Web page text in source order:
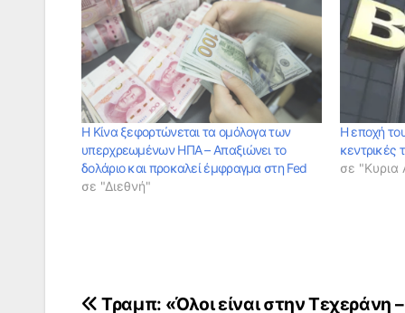
Η Κίνα ξεφορτώνεται τα ομόλογα των
υπερχρεωμένων ΗΠΑ – Απαξιώνει το
δολάριο και προκαλεί έμφραγμα στη Fed
σε "Διεθνή"
Η εποχή
κεντρικές
σε "Κυρια
Τραμπ: «Όλοι είναι στην Τεχεράνη